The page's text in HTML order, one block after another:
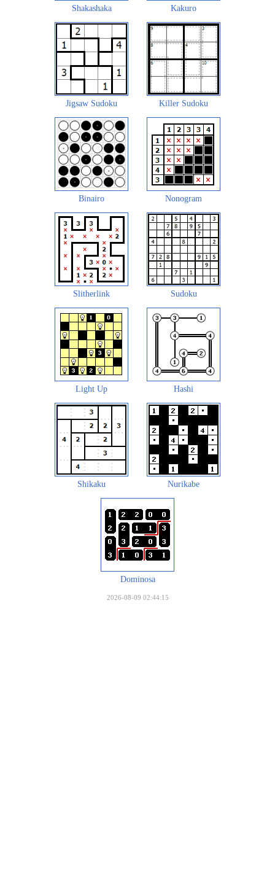
Shakashaka Kakuro
Jigsaw Sudoku Killer Sudoku
Binairo Nonogram
Slitherlink Sudoku
Light Up Hashi
Shikaku Nurikabe
Dominosa
2026-08-09 02:44:15